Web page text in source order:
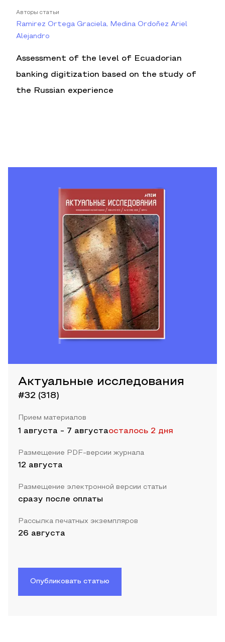
Авторы статьи
Ramirez Ortega Graciela, Medina Ordoñez Ariel
Alejandro
Assessment of the level of Ecuadorian
banking digitization based on the study of
the Russian experience
Актуальные исследования
#32 (318)
Прием материалов
1 августа - 7 августаосталось 2 дня
Размещение PDF-версии журнала
12 августа
Размещение электронной версии статьи
сразу после оплаты
Рассылка печатных экземпляров
26 августа
Опубликовать статью